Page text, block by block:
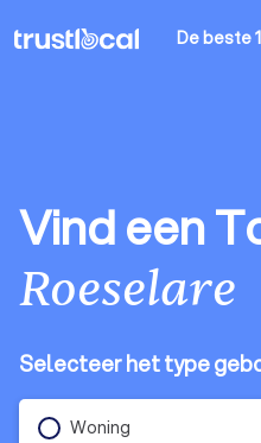
De beste
Vind een
Roeselare
Selecteer het type
Woning